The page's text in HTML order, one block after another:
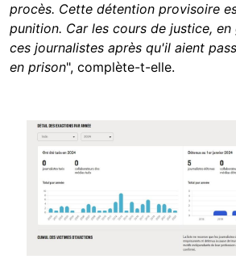
procès. Cette détention provisoire
punition. Car les cours de justice, en
ces journalistes après qu'il aient
en prison", complète-t-elle.
Image